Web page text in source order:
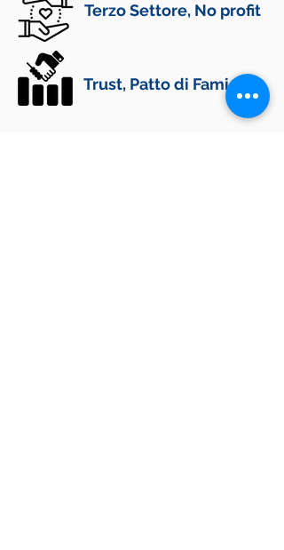
Terzo Settore, No profit
Trust, Patto di Famiglia